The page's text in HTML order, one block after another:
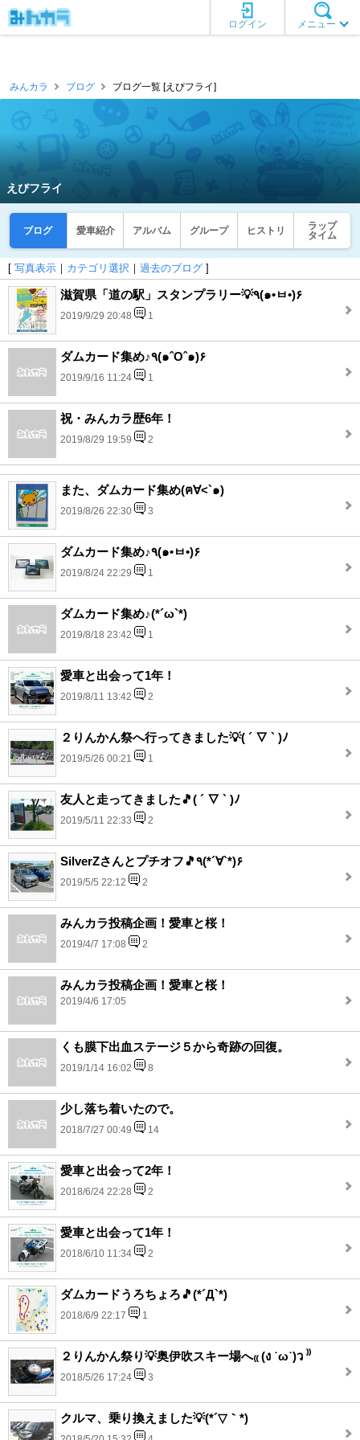
メニュー
ログイン
みんカラ ブログ ブログ一覧 [えびフライ]
えびフライ
ブログ 愛車紹介 アルバム グループ ヒストリ
ラップ
タイム
[ 写真表示 ｜ カテゴリ選択 ｜ 過去のブログ ]
滋賀県「道の駅」スタンプラリー💡٩(๑•ㅂ•)۶
2019/9/29 20:48 1
ダムカード集め♪٩(๑ˆOˆ๑)۶
2019/9/16 11:24 1
祝・みんカラ歴6年！
2019/8/29 19:59 2
また、ダムカード集め(ฅ∀<`๑)
2019/8/26 22:30 3
ダムカード集め♪٩(๑•ㅂ•)۶
2019/8/24 22:29 1
ダムカード集め♪(*´ω`*)
2019/8/18 23:42 1
愛車と出会って1年！
2019/8/11 13:42 2
２りんかん祭へ行ってきました💡( ´ ▽ ` )ﾉ
2019/5/26 00:21 1
友人と走ってきました🎵( ´ ▽ ` )ﾉ
2019/5/11 22:33 2
SilverZさんとプチオフ🎵٩(*´∀`*)۶
2019/5/5 22:12 2
みんカラ投稿企画！愛車と桜！
2019/4/7 17:08 2
みんカラ投稿企画！愛車と桜！
2019/4/6 17:05
くも膜下出血ステージ５から奇跡の回復。
2019/1/14 16:02 8
少し落ち着いたので。
2018/7/27 00:49 14
愛車と出会って2年！
2018/6/24 22:28 2
愛車と出会って1年！
2018/6/10 11:34 2
ダムカードうろちょろ🎵(*´Д`*)
2018/6/9 22:17 1
２りんかん祭り💡奥伊吹スキー場へ₍₍ (ง ˙ω˙)ว ⁾⁾
2018/5/26 17:24 3
クルマ、乗り換えました💡(*´▽｀*)